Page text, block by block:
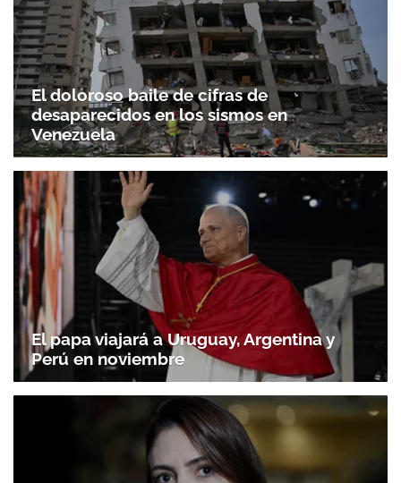
El doloroso baile de cifras de
desaparecidos en los sismos en
Venezuela
El papa viajará a Uruguay, Argentina y
Perú en noviembre